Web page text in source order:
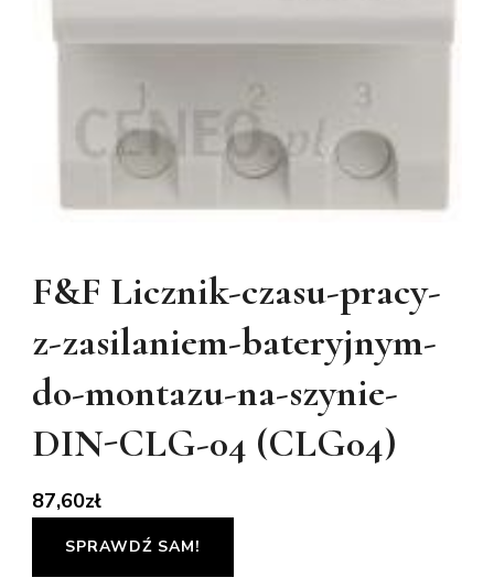
F&F Licznik-czasu-pracy-
z-zasilaniem-bateryjnym-
do-montazu-na-szynie-
DIN-CLG-04 (CLG04)
87,60zł
SPRAWDŹ SAM!